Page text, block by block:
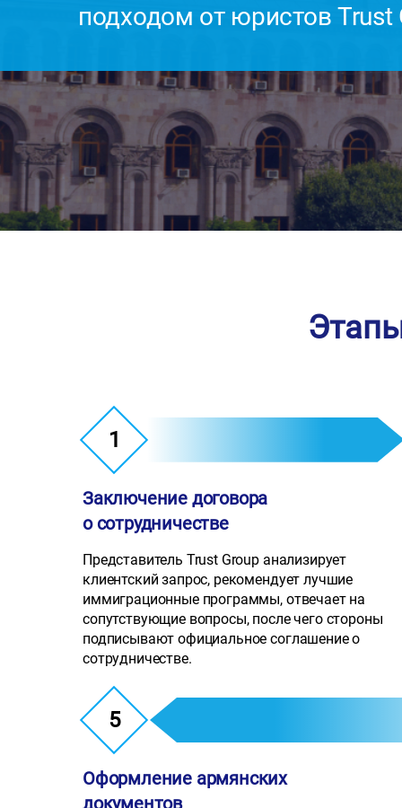
подходом от юристов Trust
1
Заключение договора
о сотрудничестве
Представитель Trust Group анализирует
клиентский запрос, рекомендует лучшие
иммиграционные программы, отвечает на
сопутствующие вопросы, после чего стороны
подписывают официальное соглашение о
сотрудничестве.
5
Оформление армянских
документов